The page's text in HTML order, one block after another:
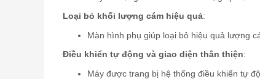
Loại bỏ khối lượng cám hiệu quả:
Màn hình phụ giúp loại bỏ hiệu quả lượng
Điều khiển tự động và giao diện thân thiện:
Máy được trang bị hệ thống điều khiển tự